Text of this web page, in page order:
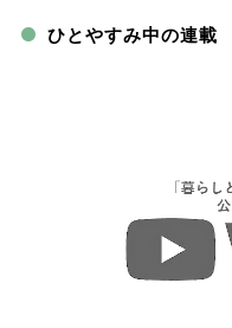
ひとやすみ中の連載